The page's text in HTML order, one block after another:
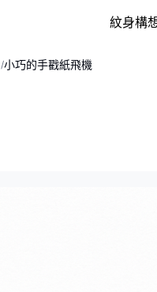
紋身構
/小巧的手戳紙飛機